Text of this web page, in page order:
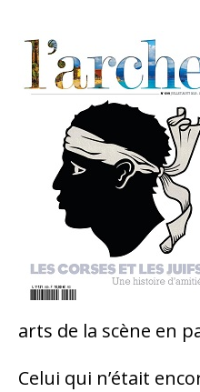
arts de la scène en
Celui qui n’était